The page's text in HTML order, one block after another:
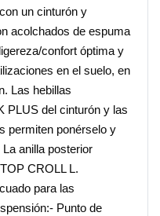
un cinturón y
acolchados de espuma
confort óptima y
en el suelo, en
Las hebillas
PLUS del cinturón y las
permiten ponérselo y
anilla posterior
CROLL L.
para las
Punto de